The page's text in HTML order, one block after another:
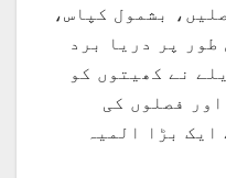
بشمول کپاس،
طور پر دریا برد
نے کھیتوں کو
فصلوں کی
بڑا المیہ